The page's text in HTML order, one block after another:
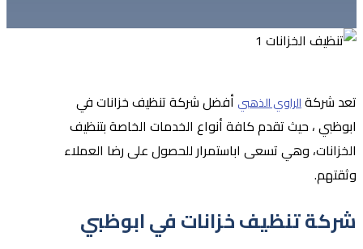
تعد شركةالراوي الذهبي أفضل شركة تنظيف خزانات في
ابوظبي ، حيث تقدم كافة أنواع الخدمات الخاصة بتنظيف
الخزانات، وهي تسعى اباستمرار للحصول على رضا العملاء
وثقتهم.
شركة تنظيف خزانات في ابوظبي